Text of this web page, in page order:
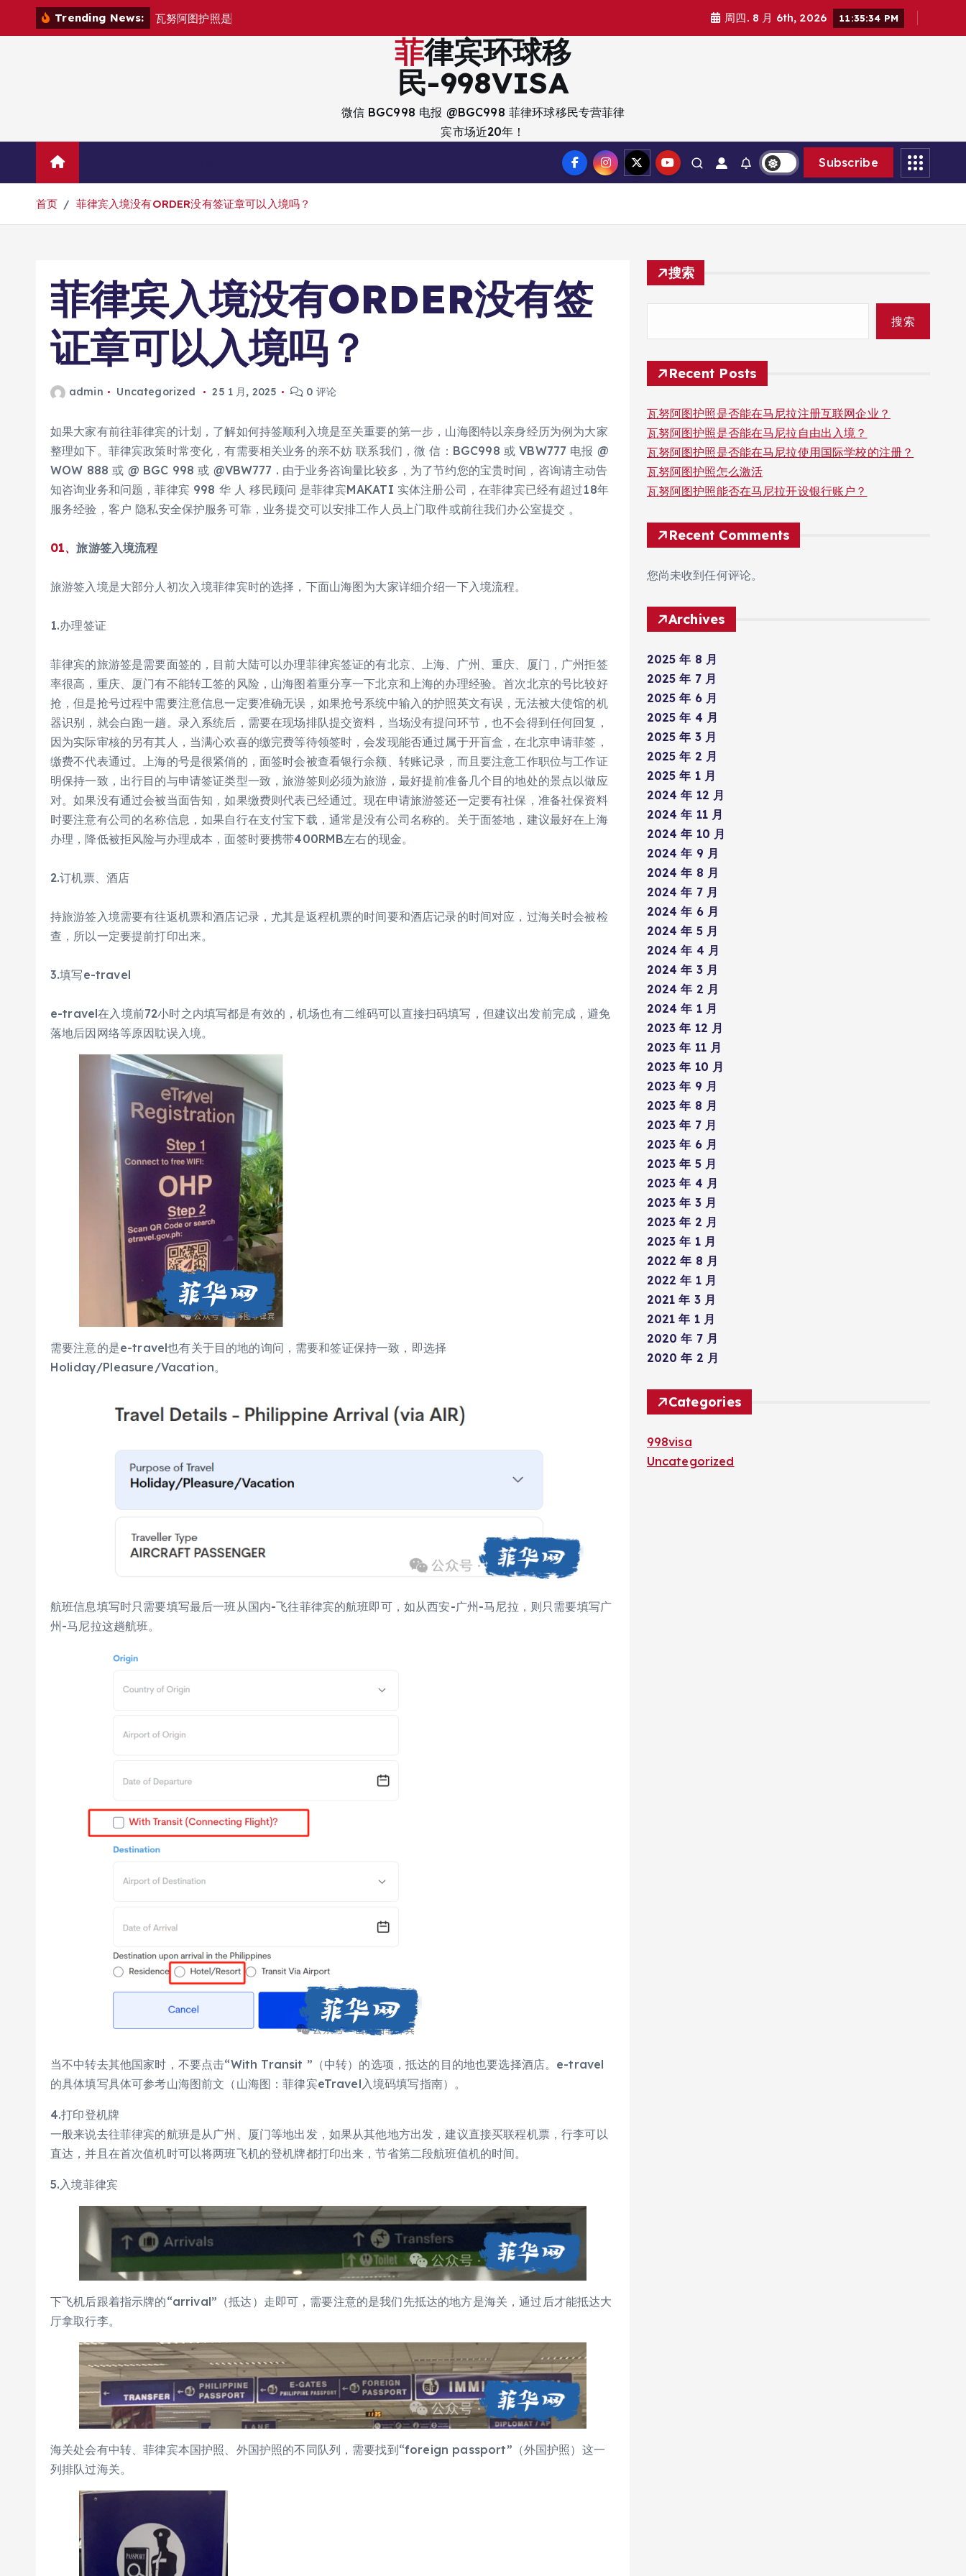
Trending News: 瓦努阿图护照是 周四. 8 月 6th, 2026 11:35:35 PM
菲律宾环球移
民-998VISA
微信 BGC998 电报 @BGC998 菲律环球移民专营菲律
宾市场近20年！
Subscribe
首页 菲律宾入境没有ORDER没有签证章可以入境吗？
菲律宾入境没有ORDER没有签
证章可以入境吗？
admin Uncategorized 25 1 月, 2025 0 评论
如果大家有前往菲律宾的计划，了解如何持签顺利入境是至关重要的第一步，山海图特以亲身经历为例为大家
整理如下。菲律宾政策时常变化，有需要相关业务的亲不妨 联系我们，微 信：BGC998 或 VBW777 电报 @
WOW 888 或 @ BGC 998 或 @VBW777 . 由于业务咨询量比较多，为了节约您的宝贵时间，咨询请主动告
知咨询业务和问题，菲律宾 998 华 人 移民顾问 是菲律宾MAKATI 实体注册公司，在菲律宾已经有超过18年
服务经验，客户 隐私安全保护服务可靠，业务提交可以安排工作人员上门取件或前往我们办公室提交 。
01、旅游签入境流程
旅游签入境是大部分人初次入境菲律宾时的选择，下面山海图为大家详细介绍一下入境流程。
1.办理签证
菲律宾的旅游签是需要面签的，目前大陆可以办理菲律宾签证的有北京、上海、广州、重庆、厦门，广州拒签
率很高，重庆、厦门有不能转工签的风险，山海图着重分享一下北京和上海的办理经验。首次北京的号比较好
抢，但是抢号过程中需要注意信息一定要准确无误，如果抢号系统中输入的护照英文有误，无法被大使馆的机
器识别，就会白跑一趟。录入系统后，需要在现场排队提交资料，当场没有提问环节，也不会得到任何回复，
因为实际审核的另有其人，当满心欢喜的缴完费等待领签时，会发现能否通过属于开盲盒，在北京申请菲签，
缴费不代表通过。上海的号是很紧俏的，面签时会被查看银行余额、转账记录，而且要注意工作职位与工作证
明保持一致，出行目的与申请签证类型一致，旅游签则必须为旅游，最好提前准备几个目的地处的景点以做应
对。如果没有通过会被当面告知，如果缴费则代表已经通过。现在申请旅游签还一定要有社保，准备社保资料
时要注意有公司的名称信息，如果自行在支付宝下载，通常是没有公司名称的。关于面签地，建议最好在上海
办理，降低被拒风险与办理成本，面签时要携带400RMB左右的现金。
2.订机票、酒店
持旅游签入境需要有往返机票和酒店记录，尤其是返程机票的时间要和酒店记录的时间对应，过海关时会被检
查，所以一定要提前打印出来。
3.填写e-travel
e-travel在入境前72小时之内填写都是有效的，机场也有二维码可以直接扫码填写，但建议出发前完成，避免
落地后因网络等原因耽误入境。
需要注意的是e-travel也有关于目的地的询问，需要和签证保持一致，即选择
Holiday/Pleasure/Vacation。
航班信息填写时只需要填写最后一班从国内-飞往菲律宾的航班即可，如从西安-广州-马尼拉，则只需要填写广
州-马尼拉这趟航班。
当不中转去其他国家时，不要点击“With Transit ”（中转）的选项，抵达的目的地也要选择酒店。e-travel
的具体填写具体可参考山海图前文（山海图：菲律宾eTravel入境码填写指南）。
4.打印登机牌
一般来说去往菲律宾的航班是从广州、厦门等地出发，如果从其他地方出发，建议直接买联程机票，行李可以
直达，并且在首次值机时可以将两班飞机的登机牌都打印出来，节省第二段航班值机的时间。
5.入境菲律宾
下飞机后跟着指示牌的“arrival”（抵达）走即可，需要注意的是我们先抵达的地方是海关，通过后才能抵达大
厅拿取行李。
海关处会有中转、菲律宾本国护照、外国护照的不同队列，需要找到“foreign passport”（外国护照）这一
列排队过海关。
搜索
搜索
Recent Posts
瓦努阿图护照是否能在马尼拉注册互联网企业？
瓦努阿图护照是否能在马尼拉自由出入境？
瓦努阿图护照是否能在马尼拉使用国际学校的注册？
瓦努阿图护照怎么激活
瓦努阿图护照能否在马尼拉开设银行账户？
Recent Comments
您尚未收到任何评论。
Archives
2025 年 8 月
2025 年 7 月
2025 年 6 月
2025 年 4 月
2025 年 3 月
2025 年 2 月
2025 年 1 月
2024 年 12 月
2024 年 11 月
2024 年 10 月
2024 年 9 月
2024 年 8 月
2024 年 7 月
2024 年 6 月
2024 年 5 月
2024 年 4 月
2024 年 3 月
2024 年 2 月
2024 年 1 月
2023 年 12 月
2023 年 11 月
2023 年 10 月
2023 年 9 月
2023 年 8 月
2023 年 7 月
2023 年 6 月
2023 年 5 月
2023 年 4 月
2023 年 3 月
2023 年 2 月
2023 年 1 月
2022 年 8 月
2022 年 1 月
2021 年 3 月
2021 年 1 月
2020 年 7 月
2020 年 2 月
Categories
998visa
Uncategorized